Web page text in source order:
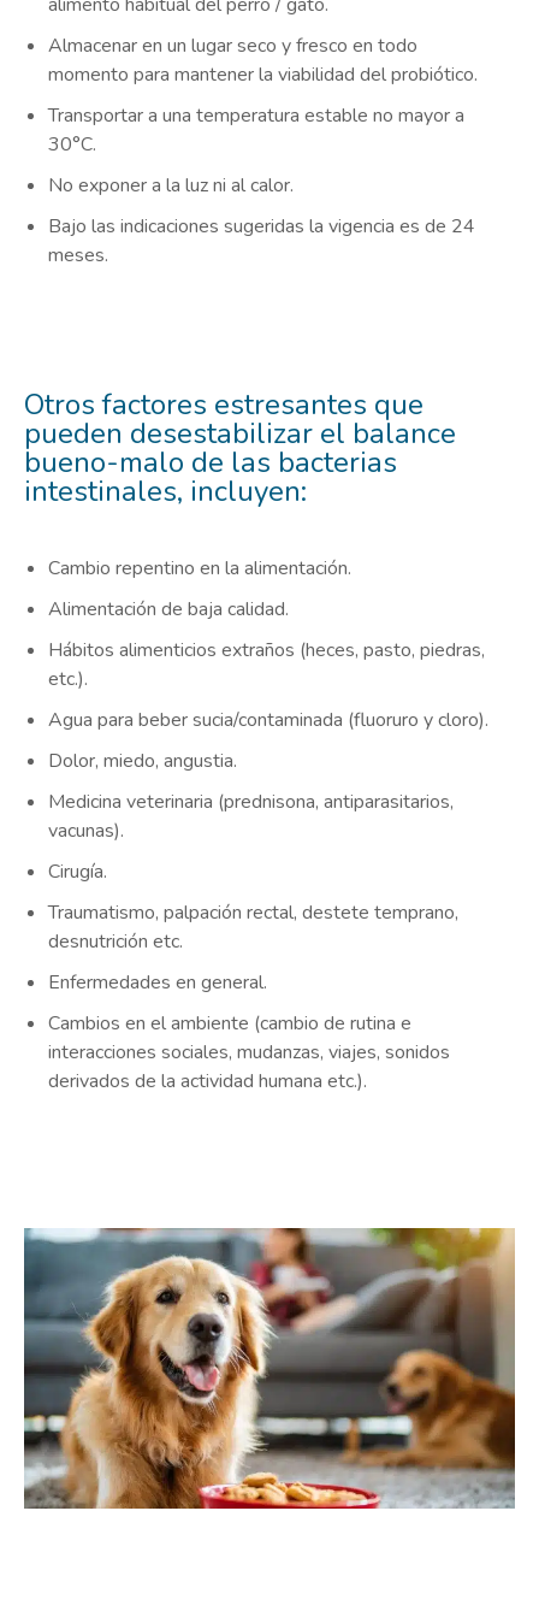
Almacenar en un lugar seco y fresco en todo
momento para mantener la viabilidad del probiótico.
Transportar a una temperatura estable no mayor a
30°C.
No exponer a la luz ni al calor.
Bajo las indicaciones sugeridas la vigencia es de 24
meses.
Otros factores estresantes que
pueden desestabilizar el balance
bueno-malo de las bacterias
intestinales, incluyen:
Cambio repentino en la alimentación.
Alimentación de baja calidad.
Hábitos alimenticios extraños (heces, pasto, piedras,
etc.).
Agua para beber sucia/contaminada (fluoruro y cloro).
Dolor, miedo, angustia.
Medicina veterinaria (prednisona, antiparasitarios,
vacunas).
Cirugía.
Traumatismo, palpación rectal, destete temprano,
desnutrición etc.
Enfermedades en general.
Cambios en el ambiente (cambio de rutina e
interacciones sociales, mudanzas, viajes, sonidos
derivados de la actividad humana etc.).